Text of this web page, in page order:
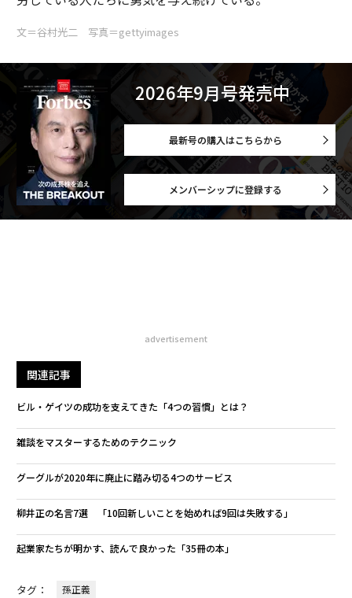
文＝谷村光二 写真＝gettyimages
2026年9月号発売中
最新号の購入はこちらから
メンバーシップに登録する
advertisement
関連記事
ビル・ゲイツの成功を支えてきた「4つの習慣」とは？
雑談をマスターするためのテクニック
グーグルが2020年に廃止に踏み切る4つのサービス
柳井正の名言7選 「10回新しいことを始めれば9回は失敗する」
起業家たちが明かす、読んで良かった「35冊の本」
タグ： 孫正義